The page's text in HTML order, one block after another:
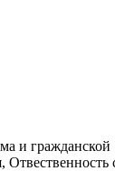
и гражданской